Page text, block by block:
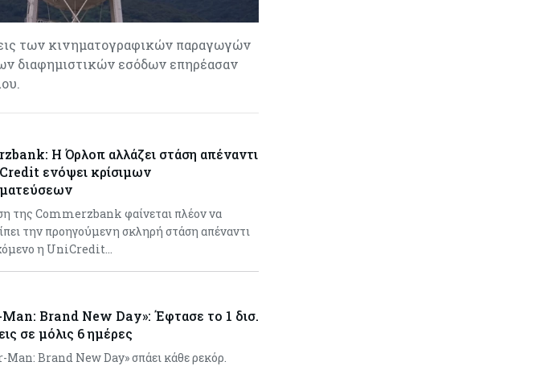
των κινηματογραφικών παραγωγών
διαφημιστικών εσόδων επηρέασαν
Η Όρλοπ αλλάζει στάση απέναντι
ενόψει κρίσιμων
της Commerzbank φαίνεται πλέον να
την προηγούμενη σκληρή στάση απέναντι
η UniCredit…
Brand New Day»: Έφτασε το 1 δισ.
σε μόλις 6 ημέρες
Brand New Day» σπάει κάθε ρεκόρ.